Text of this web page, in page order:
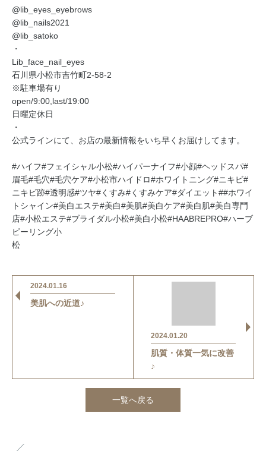
@lib_eyes_eyebrows
@lib_nails2021
@lib_satoko
・
Lib_face_nail_eyes
石川県小松市吉竹町2-58-2
※駐車場有り
open/9:00,last/19:00
日曜定休日
・
公式ラインにて、お店の最新情報をいち早くお届けしてます。
#ハイフ#フェイシャル小松#ハイパーナイフ#小顔#ヘッドスパ#
眉毛#毛穴#毛穴ケア#小松市ハイドロ#ホワイトニング#ニキビ#
ニキビ跡#透明感#ツヤ#くすみ#くすみケア#ダイエット##ホワイ
トシャイン#美白エステ#美白#美肌#美白ケア#美白肌#美白専門
店#小松エステ#ブライダル小松#美白小松#HAABREPRO#ハーブ
ピーリング小
松
2024.01.16
美肌への近道♪
2024.01.20
肌質・体質一気に改善
♪
一覧へ戻る